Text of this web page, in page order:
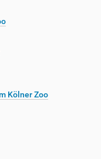
Kölner Zoo